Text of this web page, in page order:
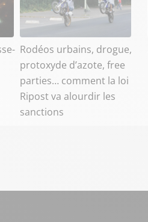
Rodéos urbains, drogue,
protoxyde d’azote, free
parties… comment la loi
Ripost va alourdir les
sanctions